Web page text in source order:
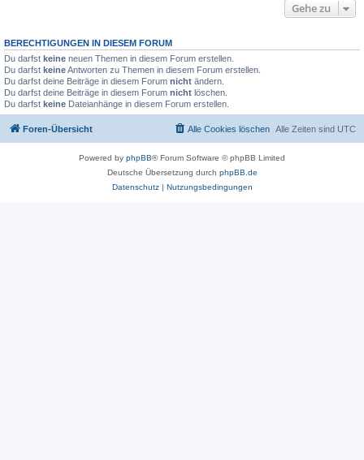
Gehe zu
BERECHTIGUNGEN IN DIESEM FORUM
Du darfst keine neuen Themen in diesem Forum erstellen.
Du darfst keineAntworten zu Themen in diesem Forum erstellen.
Du darfst deine Beiträge in diesem Forum nicht ändern.
Du darfst deine Beiträge in diesem Forum nicht löschen.
Du darfst keine Dateianhänge in diesem Forum erstellen.
Foren-Übersicht Alle Zeiten sind UTC
Alle Cookies löschen
Powered by phpBB® Forum Software © phpBB Limited
Deutsche Übersetzung durch phpBB.de
Datenschutz| Nutzungsbedingungen